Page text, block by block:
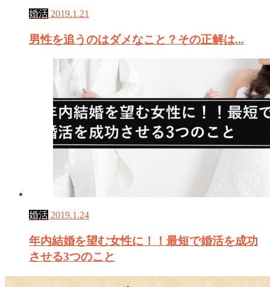
婚活 2019.1.21
男性を追うのはダメなこと？その正解は...
婚活 2019.1.24
年内結婚を望む女性に！！最短で婚活を成功
させる3つのこと